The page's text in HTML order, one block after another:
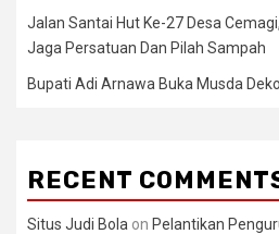
Jalan Santai Hut Ke-27 Desa
Jaga Persatuan Dan Pilah Sampah
Bupati Adi Arnawa Buka Musda
RECENT
Situs Judi Bola on Pelantikan